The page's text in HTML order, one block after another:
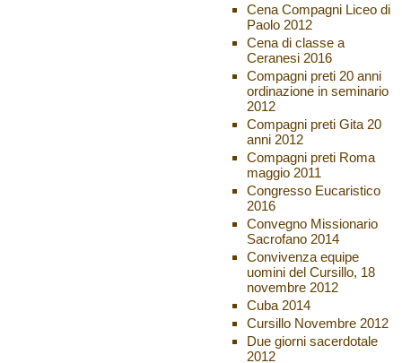
Cena Compagni Liceo di
Paolo 2012
Cena di classe a
Ceranesi 2016
Compagni preti 20 anni
ordinazione in seminario
2012
Compagni preti Gita 20
anni 2012
Compagni preti Roma
maggio 2011
Congresso Eucaristico
2016
Convegno Missionario
Sacrofano 2014
Convivenza equipe
uomini del Cursillo, 18
novembre 2012
Cuba 2014
Cursillo Novembre 2012
Due giorni sacerdotale
2012